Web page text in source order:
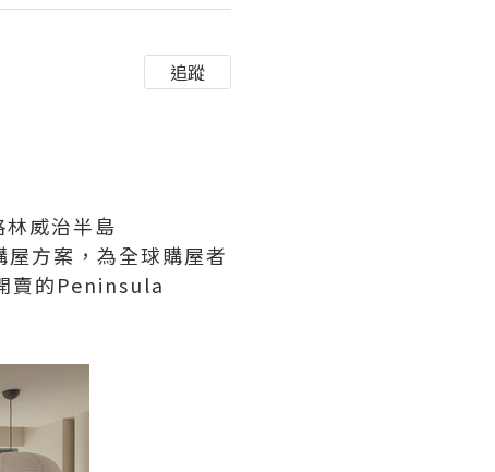
追蹤
威治半島
方案，為全球購屋者
賣的Peninsula